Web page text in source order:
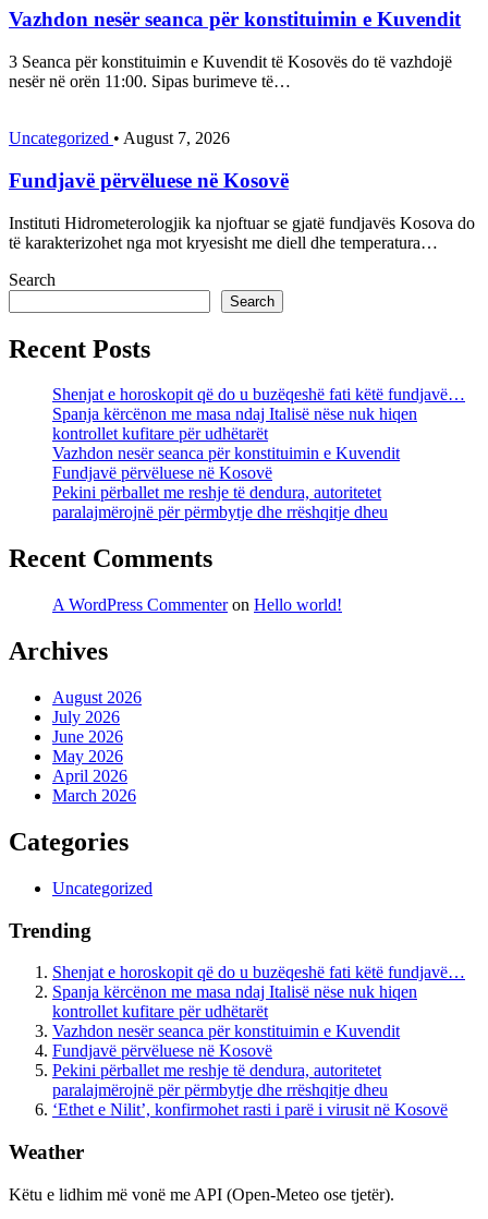
Vazhdon nesër seanca për konstituimin e Kuvendit
3 Seanca për konstituimin e Kuvendit të Kosovës do të vazhdojë
nesër në orën 11:00. Sipas burimeve të…
Uncategorized • August 7, 2026
Fundjavë përvëluese në Kosovë
Instituti Hidrometerologjik ka njoftuar se gjatë fundjavës Kosova do
të karakterizohet nga mot kryesisht me diell dhe temperatura…
Search
Search
Recent Posts
Shenjat e horoskopit që do u buzëqeshë fati këtë fundjavë…
Spanja kërcënon me masa ndaj Italisë nëse nuk hiqen
kontrollet kufitare për udhëtarët
Vazhdon nesër seanca për konstituimin e Kuvendit
Fundjavë përvëluese në Kosovë
Pekini përballet me reshje të dendura, autoritetet
paralajmërojnë për përmbytje dhe rrëshqitje dheu
Recent Comments
A WordPress Commenteron Hello world!
Archives
August 2026
July 2026
June 2026
May 2026
April 2026
March 2026
Categories
Uncategorized
Trending
Shenjat e horoskopit që do u buzëqeshë fati këtë fundjavë…
Spanja kërcënon me masa ndaj Italisë nëse nuk hiqen
kontrollet kufitare për udhëtarët
Vazhdon nesër seanca për konstituimin e Kuvendit
Fundjavë përvëluese në Kosovë
Pekini përballet me reshje të dendura, autoritetet
paralajmërojnë për përmbytje dhe rrëshqitje dheu
‘Ethet e Nilit’, konfirmohet rasti i parë i virusit në Kosovë
Weather
Këtu e lidhim më vonë me API (Open-Meteo ose tjetër).